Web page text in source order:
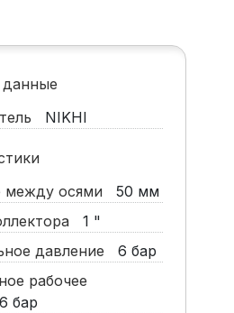
данные
NIKHI
между осями
50 мм
1 "
давление
6 бар
рабочее
6 бар